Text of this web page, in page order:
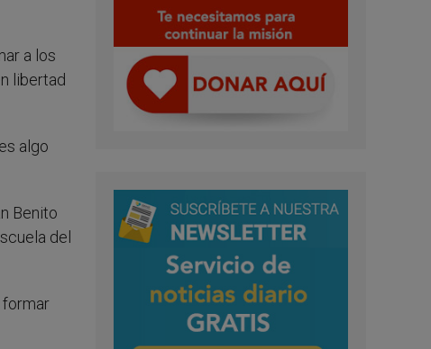
a los
libertad
algo
Benito
del
formar